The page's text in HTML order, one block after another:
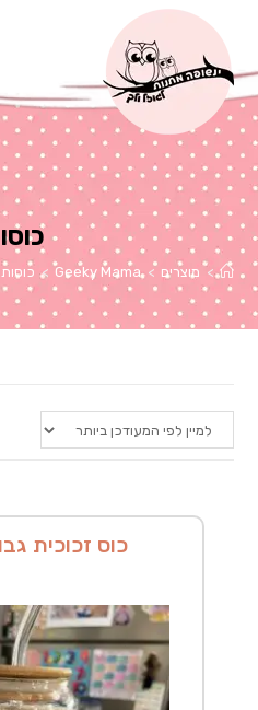
content
> מוצרים >
Geeky Mama
> כוסות
כוס זכוכית